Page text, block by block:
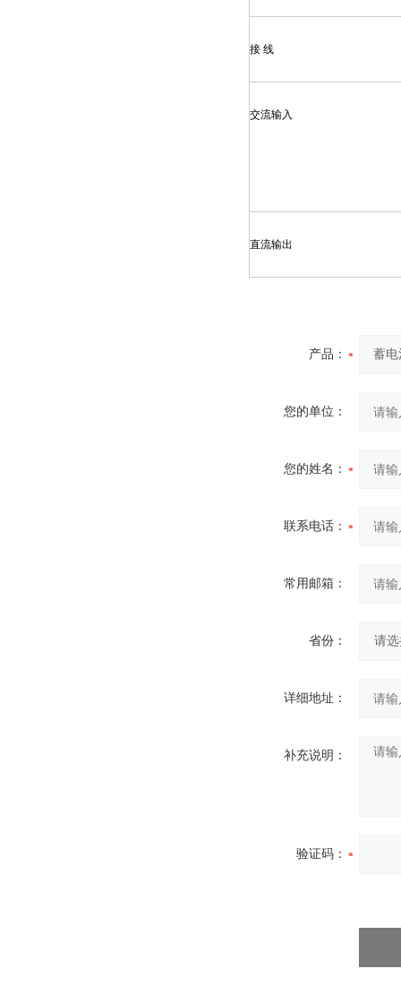
接 线
交流输入
直流输出
产品：
您的单位：
您的姓名：
联系电话：
常用邮箱：
省份：
详细地址：
补充说明：
验证码：